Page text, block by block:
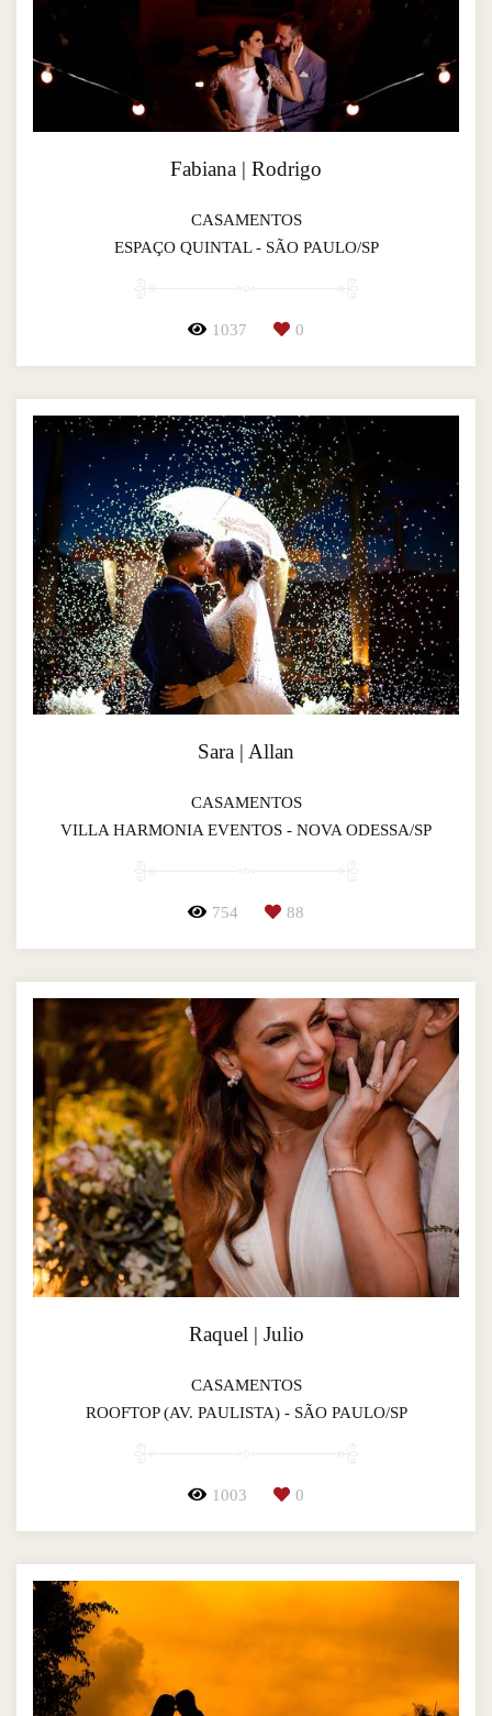
Fabiana | Rodrigo
CASAMENTOS
ESPAÇO QUINTAL - SÃO PAULO/SP
1037 0
Sara | Allan
CASAMENTOS
VILLA HARMONIA EVENTOS - NOVA ODESSA/SP
754 88
Raquel | Julio
CASAMENTOS
ROOFTOP (AV. PAULISTA) - SÃO PAULO/SP
1003 0